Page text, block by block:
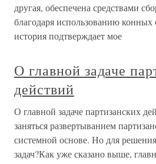
другая, обеспечена средствами
благодаря использованию конных
история подтверждает мое
О главной задаче
действий
О главной задаче партизанских
заняться развертыванием
системной основе. Но для
задач?Как уже сказано выше,